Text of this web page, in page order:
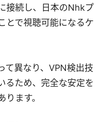
接続し、日本のNhkプ
とで視聴可能になるケ
て異なり、VPN検出技
るため、完全な安定を
ます。